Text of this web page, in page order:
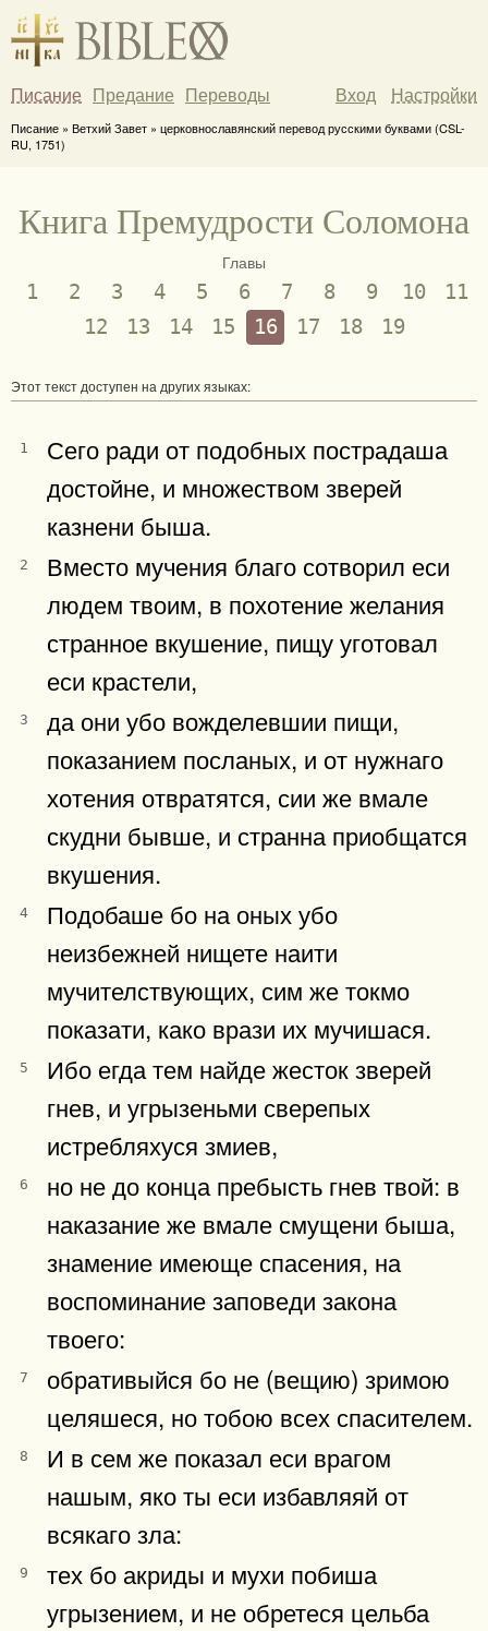
Писание Предание Переводы Вход Настройки
Писание » Ветхий Завет » церковнославянский перевод русскими буквами (CSL-
RU, 1751)
Книга Премудрости Соломона
Главы
1 2 3 4 5 6 7 8 9 10
11
12
13 14 15 16 17 18 19
Этот текст доступен на других языках:
1
Сего ради от подобных пострадаша
достойне, и множеством зверей
казнени быша.
2
Вместо мучения благо сотворил еси
людем твоим, в похотение желания
странное вкушение, пищу уготовал
еси крастели,
3
да они убо вожделевшии пищи,
показанием посланых, и от нужнаго
хотения отвратятся, сии же вмале
скудни бывше, и странна приобщатся
вкушения.
4
Подобаше бо на оных убо
неизбежней нищете наити
мучителствующих, сим же токмо
показати, како врази их мучишася.
5
Ибо егда тем найде жесток зверей
гнев, и угрызеньми сверепых
истребляхуся змиев,
6
но не до конца пребысть гнев твой: в
наказание же вмале смущени быша,
знамение имеюще спасения, на
воспоминание заповеди закона
твоего:
7
обративыйся бо не (вещию) зримою
целяшеся, но тобою всех спасителем.
8
И в сем же показал еси врагом
нашым, яко ты еси избавляяй от
всякаго зла:
9
тех бо акриды и мухи побиша
угрызением, и не обретеся цельба